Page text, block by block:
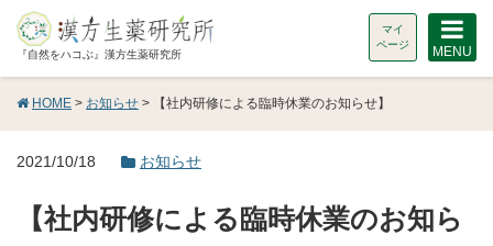
『自然をハコぶ』漢方生薬研究所
マイ
ページ
MENU
HOME > お知らせ > 【社内研修による臨時休業のお知らせ】
2021/10/18 お知らせ
【社内研修による臨時休業のお知ら